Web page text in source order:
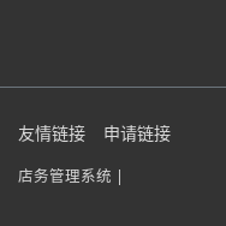
友情链接 申请链接
店务管理系统 |